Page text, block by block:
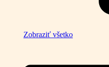
Zobraziť všetko